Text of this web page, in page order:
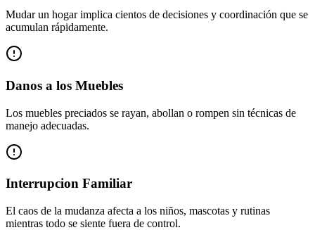
Mudar un hogar implica cientos de decisiones y coordinación que se
acumulan rápidamente.
Danos a los Muebles
Los muebles preciados se rayan, abollan o rompen sin técnicas de
manejo adecuadas.
Interrupcion Familiar
El caos de la mudanza afecta a los niños, mascotas y rutinas
mientras todo se siente fuera de control.